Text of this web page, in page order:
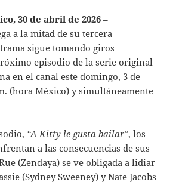
30 de abril de 2026 –
a la mitad de su tercera
sigue tomando giros
episodio de la serie original
en el canal este domingo, 3 de
(hora México) y simultáneamente
“A Kitty le gusta bailar”, los
a las consecuencias de sus
(Zendaya) se ve obligada a lidiar
(Sydney Sweeney) y Nate Jacobs